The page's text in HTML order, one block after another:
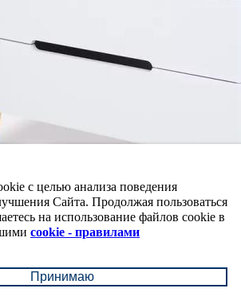
с целью анализа поведения
Сайта. Продолжая пользоваться
на использование файлов cookie в
cookie - правилами
Принимаю